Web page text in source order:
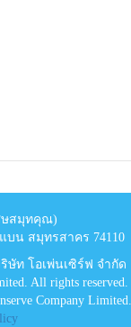
ษสมุทคุณ)
บน สมุทรสาคร 74110
ษัท โอเพ่นเซิร์ฟ จำกัด
All rights reserved.
Company Limited.